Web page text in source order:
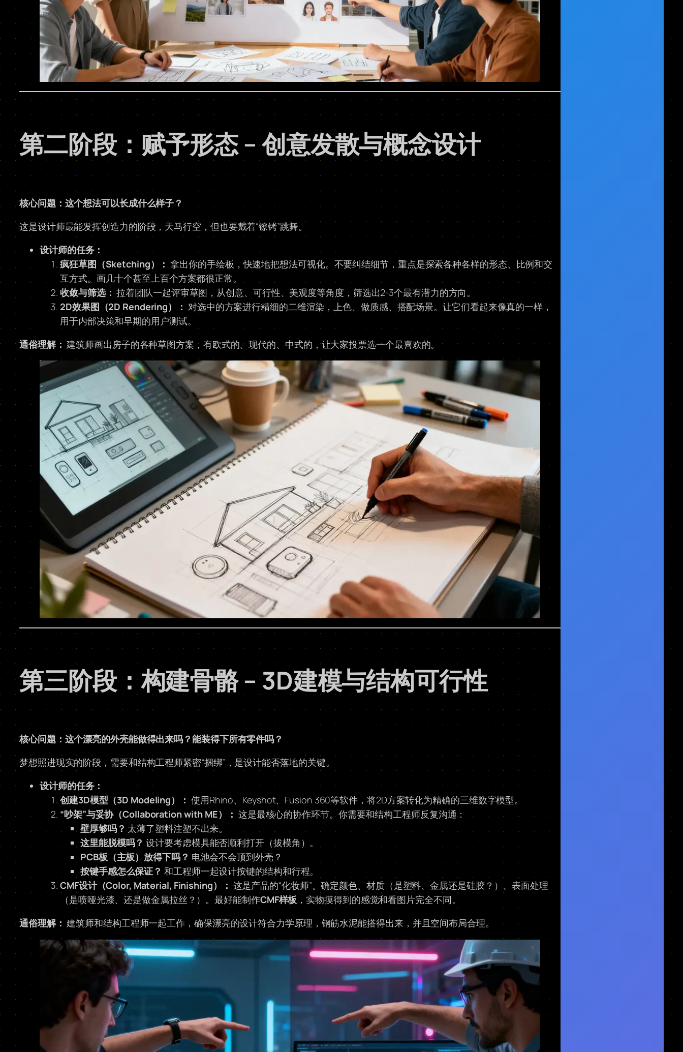
第二阶段：赋予形态 – 创意发散与概念设计
核心问题：这个想法可以长成什么样子？
这是设计师最能发挥创造力的阶段，天马行空，但也要戴着“镣铐”跳舞。
设计师的任务：
疯狂草图（Sketching）： 拿出你的手绘板，快速地把想法可视化。不要纠结细节，重点是探索各种各样的形态、比例和交
互方式。画几十个甚至上百个方案都很正常。
收敛与筛选： 拉着团队一起评审草图，从创意、可行性、美观度等角度，筛选出2-3个最有潜力的方向。
2D效果图（2D Rendering）： 对选中的方案进行精细的二维渲染，上色、做质感、搭配场景。让它们看起来像真的一样，
用于内部决策和早期的用户测试。
通俗理解： 建筑师画出房子的各种草图方案，有欧式的、现代的、中式的，让大家投票选一个最喜欢的。
第三阶段：构建骨骼 – 3D建模与结构可行性
核心问题：这个漂亮的外壳能做得出来吗？能装得下所有零件吗？
梦想照进现实的阶段，需要和结构工程师紧密“捆绑”，是设计能否落地的关键。
设计师的任务：
创建3D模型（3D Modeling）： 使用Rhino、Keyshot、Fusion 360等软件，将2D方案转化为精确的三维数字模型。
“吵架”与妥协（Collaboration with ME）： 这是最核心的协作环节。你需要和结构工程师反复沟通：
壁厚够吗？ 太薄了塑料注塑不出来。
这里能脱模吗？ 设计要考虑模具能否顺利打开（拔模角）。
PCB板（主板）放得下吗？ 电池会不会顶到外壳？
按键手感怎么保证？ 和工程师一起设计按键的结构和行程。
CMF设计（Color, Material, Finishing）： 这是产品的“化妆师”。确定颜色、材质（是塑料、金属还是硅胶？）、表面处理
（是喷哑光漆、还是做金属拉丝？）。最好能制作CMF样板 ，实物摸得到的感觉和看图片完全不同。
通俗理解： 建筑师和结构工程师一起工作，确保漂亮的设计符合力学原理，钢筋水泥能搭得出来，并且空间布局合理。